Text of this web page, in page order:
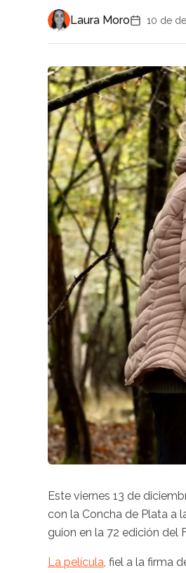
Laura Moro 10 de
Este viernes 13 de
con la Concha de Plata a
guion en la 72 edición del
La película , fiel a la firma